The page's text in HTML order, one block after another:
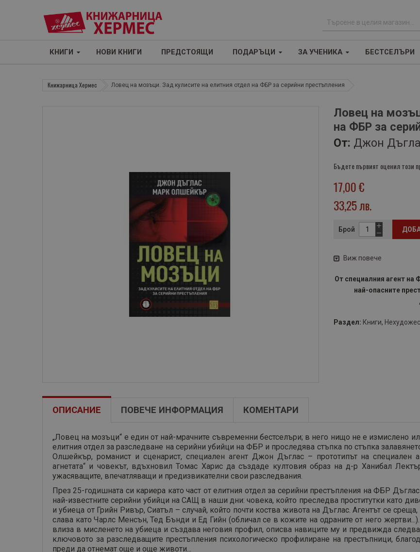
р
КНИГИ НОВИ КНИГИ ПРЕДСТОЯЩИ ПОДАРЪЦИ ЗА УЧЕНИКА БЕСТСЕЛЪРИ
Книжарница Хермес Ловец на мозъци. Зад кулисите на елитния отдел на ФБР за серийни престъпления
Ловец на
на ФБР за
От: Джон
Бъдете първият оценил този
17,00 €
33,25 лв.
Брой
Виж повече
От специалния агент на
най-опасните
Раздел: Книги,
ОПИСАНИЕ ПОВЕЧЕ ИНФОРМАЦИЯ КОМЕНТАРИ
„Ловец на мозъци“ е един от най-мрачните съвременни бестселъри; в него нищо не е измислено
елитния отдел за разследване на серийни убийци на ФБР и проследява стъпка по стъпка
Олшейкър, романист и сценарист, специален агент Джон Дъглас – прототипът на
агнетата“ и човекът, вдъхновил Томас Харис да създаде култовия образ на д-р Ханибал
ужасяващите, впечатляващи и предизвикателни свои разследвания.
През 25-годишната си кариера като част от елитния отдел за серийни престъпления на ФБР
най-известните серийни убийци на САЩ в наши дни: човека, който преследва проститутки като
и убиеца от Грийн Ривър, Сиатъл – случай, който почти коства живота на Дъглас. Агентът се
слава като Чарлс Менсън, Тед Бънди и Ед Гийн (обличал се в кожите на одраните от него
влиза в мисленето на убиеца и създава неговия профил, описва навиците му и предвижда
ключовото за разследващите престъпления психологическо профилиране на престъпници,
преди да отнемат още и още животи...